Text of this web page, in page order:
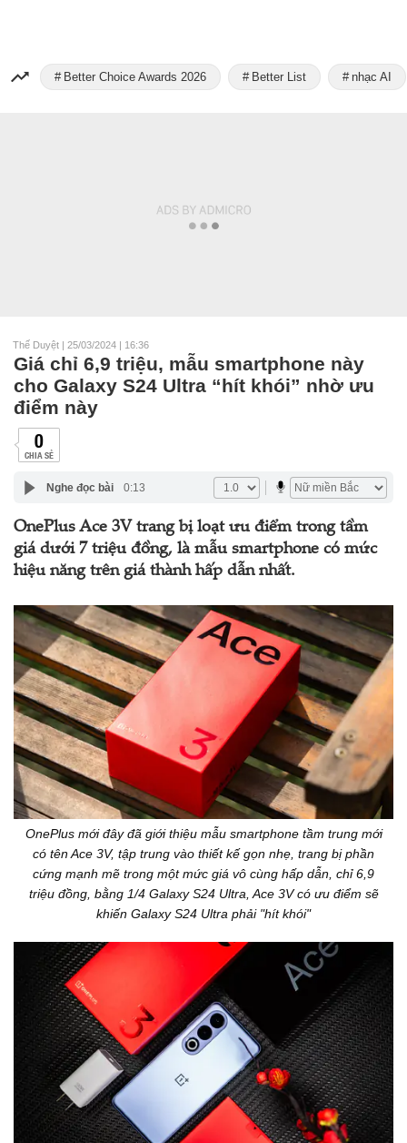
Better Choice Awards 2026 Better List nhạc AI
Thế Duyệt | 25/03/2024 | 16:36
Giá chỉ 6,9 triệu, mẫu smartphone này
cho Galaxy S24 Ultra “hít khói” nhờ ưu
điểm này
0
CHIA SẺ
Nghe đọc bài 0:13
OnePlus Ace 3V trang bị loạt ưu điểm trong tầm
giá dưới 7 triệu đồng, là mẫu smartphone có mức
hiệu năng trên giá thành hấp dẫn nhất.
OnePlus mới đây đã giới thiệu mẫu smartphone tầm trung mới
có tên Ace 3V, tập trung vào thiết kế gọn nhẹ, trang bị phần
cứng mạnh mẽ trong một mức giá vô cùng hấp dẫn, chỉ 6,9
triệu đồng, bằng 1/4 Galaxy S24 Ultra, Ace 3V có ưu điểm sẽ
khiến Galaxy S24 Ultra phải "hít khói"